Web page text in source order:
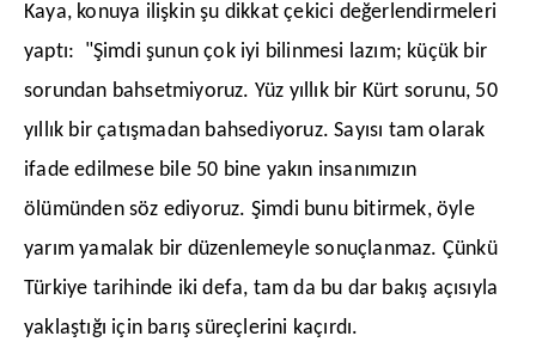
Kaya, konuya ilişkin şu dikkat çekici değerlendirmeleri
yaptı: ​"Şimdi şunun çok iyi bilinmesi lazım; küçük bir
sorundan bahsetmiyoruz. Yüz yıllık bir Kürt sorunu, 50
yıllık bir çatışmadan bahsediyoruz. Sayısı tam olarak
ifade edilmese bile 50 bine yakın insanımızın
ölümünden söz ediyoruz. Şimdi bunu bitirmek, öyle
yarım yamalak bir düzenlemeyle sonuçlanmaz. Çünkü
Türkiye tarihinde iki defa, tam da bu dar bakış açısıyla
yaklaştığı için barış süreçlerini kaçırdı.